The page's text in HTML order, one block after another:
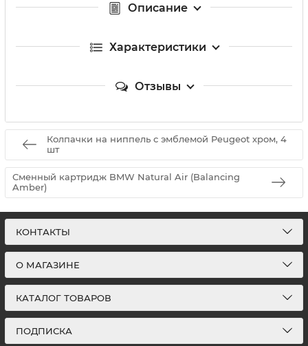
Описание
Характеристики
Отзывы
Колпачки на ниппель с эмблемой Peugeot хром, 4
шт
Сменный картридж BMW Natural Air (Balancing
Amber)
КОНТАКТЫ
О МАГАЗИНЕ
КАТАЛОГ ТОВАРОВ
ПОДПИСКА